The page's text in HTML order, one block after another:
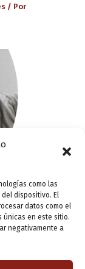
como las
dispositivo. El
datos como el
únicas en este sitio.
negativamente a
/ Por